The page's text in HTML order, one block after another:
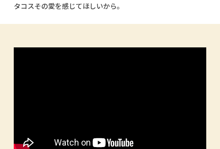
タコスその愛を感じてほしいから。